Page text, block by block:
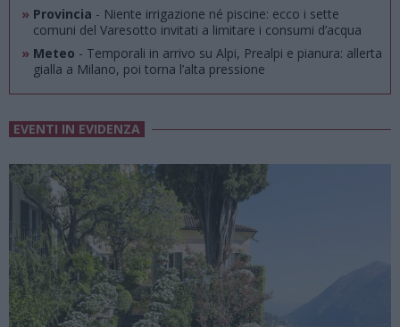
» Provincia - Niente irrigazione né piscine: ecco i sette
comuni del Varesotto invitati a limitare i consumi d’acqua
» Meteo - Temporali in arrivo su Alpi, Prealpi e pianura: allerta
gialla a Milano, poi torna l’alta pressione
EVENTI IN EVIDENZA